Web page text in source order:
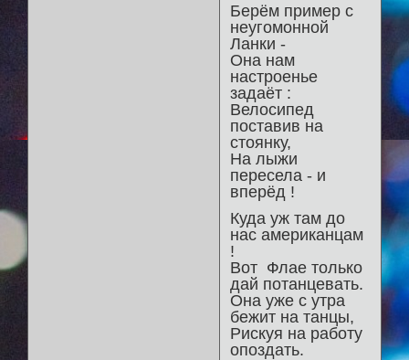
Берём пример с
неугомонной
Ланки -
Она нам
настроенье
задаёт :
Велосипед
поставив на
стоянку,
На лыжи
пересела - и
вперёд !
Куда уж там до
нас американцам
!
Вот Флае только
дай потанцевать.
Она уже с утра
бежит на танцы,
Рискуя на работу
опоздать.